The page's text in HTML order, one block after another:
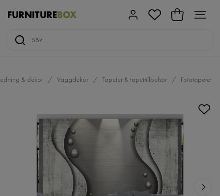
& dekor Väggdekor Tapeter & tapettillbehör Fototapeter